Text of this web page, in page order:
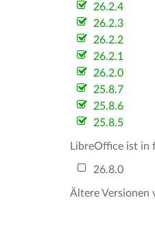
26.2.4
26.2.3
26.2.2
26.2.1
26.2.0
25.8.7
25.8.6
25.8.5
LibreOffice ist in
26.8.0
Ältere Versionen